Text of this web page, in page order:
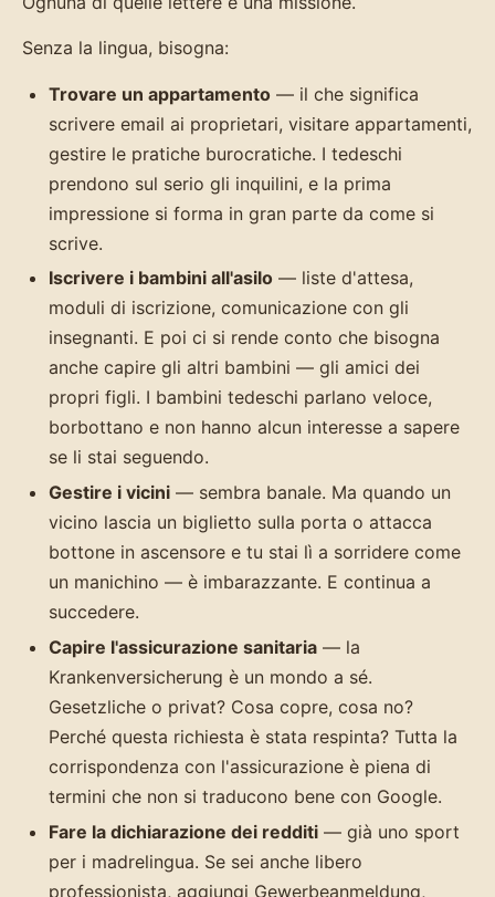
Senza la lingua, bisogna:
Trovare un appartamento — il che significa
scrivere email ai proprietari, visitare appartamenti,
gestire le pratiche burocratiche. I tedeschi
prendono sul serio gli inquilini, e la prima
impressione si forma in gran parte da come si
scrive.
Iscrivere i bambini all'asilo — liste d'attesa,
moduli di iscrizione, comunicazione con gli
insegnanti. E poi ci si rende conto che bisogna
anche capire gli altri bambini — gli amici dei
propri figli. I bambini tedeschi parlano veloce,
borbottano e non hanno alcun interesse a sapere
se li stai seguendo.
Gestire i vicini — sembra banale. Ma quando un
vicino lascia un biglietto sulla porta o attacca
bottone in ascensore e tu stai lì a sorridere come
un manichino — è imbarazzante. E continua a
succedere.
Capire l'assicurazione sanitaria — la
Krankenversicherung è un mondo a sé.
Gesetzliche o privat? Cosa copre, cosa no?
Perché questa richiesta è stata respinta? Tutta la
corrispondenza con l'assicurazione è piena di
termini che non si traducono bene con Google.
Fare la dichiarazione dei redditi — già uno sport
per i madrelingua. Se sei anche libero
professionista, aggiungi Gewerbeanmeldung,